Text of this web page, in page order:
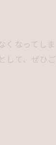
くなってし
して、ぜひ